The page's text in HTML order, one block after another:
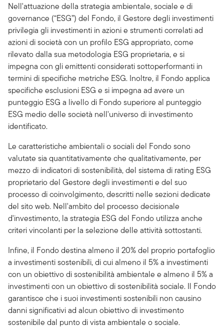
Nell'attuazione della strategia ambientale, sociale e di
governance (“ESG”) del Fondo, il Gestore degli investimenti
privilegia gli investimenti in azioni e strumenti correlati ad
azioni di società con un profilo ESG appropriato, come
rilevato dalla sua metodologia ESG proprietaria, e si
impegna con gli emittenti considerati sottoperformanti in
termini di specifiche metriche ESG. Inoltre, il Fondo applica
specifiche esclusioni ESG e si impegna ad avere un
punteggio ESG a livello di Fondo superiore al punteggio
ESG medio delle società nell'universo di investimento
identificato.
Le caratteristiche ambientali o sociali del Fondo sono
valutate sia quantitativamente che qualitativamente, per
mezzo di indicatori di sostenibilità, del sistema di rating ESG
proprietario del Gestore degli investimenti e del suo
processo di coinvolgimento, descritti nelle sezioni dedicate
del sito web. Nell'ambito del processo decisionale
d'investimento, la strategia ESG del Fondo utilizza anche
criteri vincolanti per la selezione delle attività sottostanti.
Infine, il Fondo destina almeno il 20% del proprio portafoglio
a investimenti sostenibili, di cui almeno il 5% a investimenti
con un obiettivo di sostenibilità ambientale e almeno il 5% a
investimenti con un obiettivo di sostenibilità sociale. Il Fondo
garantisce che i suoi investimenti sostenibili non causino
danni significativi ad alcun obiettivo di investimento
sostenibile dal punto di vista ambientale o sociale.